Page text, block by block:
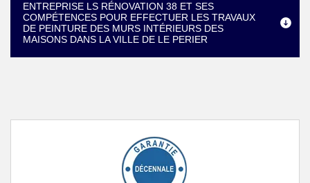
ENTREPRISE LS RÉNOVATION 38 ET SES
COMPÉTENCES POUR EFFECTUER LES TRAVAUX
DE PEINTURE DES MURS INTÉRIEURS DES
MAISONS DANS LA VILLE DE LE PERIER